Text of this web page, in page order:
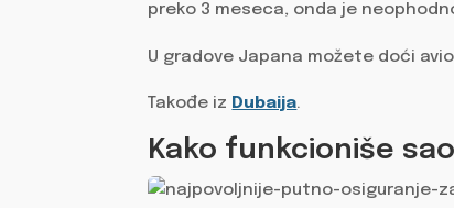
preko 3 meseca, onda je
U gradove Japana možete doći
Takođe iz Dubaija.
Kako funkcioniše